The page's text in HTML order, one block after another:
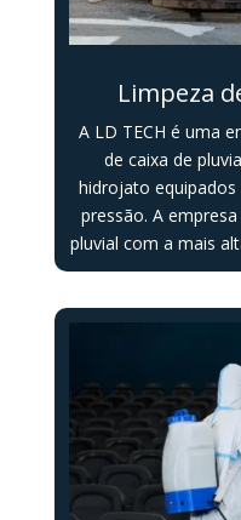
Limpeza
A LD TECH é uma
de caixa de
hidrojato
pressão. A
pluvial com a mais